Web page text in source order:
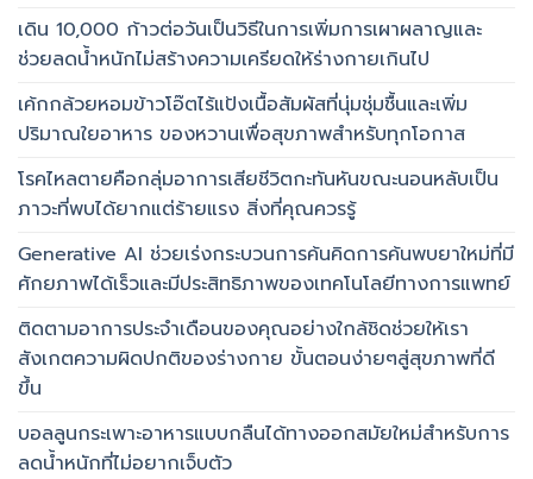
เดิน 10,000 ก้าวต่อวันเป็นวิธีในการเพิ่มการเผาผลาญและ
ช่วยลดน้ำหนักไม่สร้างความเครียดให้ร่างกายเกินไป
เค้กกล้วยหอมข้าวโอ๊ตไร้แป้งเนื้อสัมผัสที่นุ่มชุ่มชื้นและเพิ่ม
ปริมาณใยอาหาร ของหวานเพื่อสุขภาพสำหรับทุกโอกาส
โรคไหลตายคือกลุ่มอาการเสียชีวิตกะทันหันขณะนอนหลับเป็น
ภาวะที่พบได้ยากแต่ร้ายแรง สิ่งที่คุณควรรู้
Generative AI ช่วยเร่งกระบวนการค้นคิดการค้นพบยาใหม่ที่มี
ศักยภาพได้เร็วและมีประสิทธิภาพของเทคโนโลยีทางการแพทย์
ติดตามอาการประจำเดือนของคุณอย่างใกล้ชิดช่วยให้เรา
สังเกตความผิดปกติของร่างกาย ขั้นตอนง่ายๆสู่สุขภาพที่ดี
ขึ้น
บอลลูนกระเพาะอาหารแบบกลืนได้ทางออกสมัยใหม่สำหรับการ
ลดน้ำหนักที่ไม่อยากเจ็บตัว